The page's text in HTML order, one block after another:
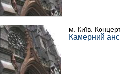
м. Київ,
Камерний